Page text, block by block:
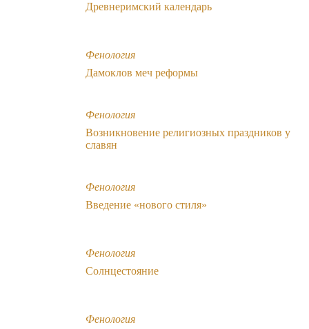
Древнеримский календарь
Фенология
Дамоклов меч реформы
Фенология
Возникновение религиозных праздников у
славян
Фенология
Введение «нового стиля»
Фенология
Солнцестояние
Фенология